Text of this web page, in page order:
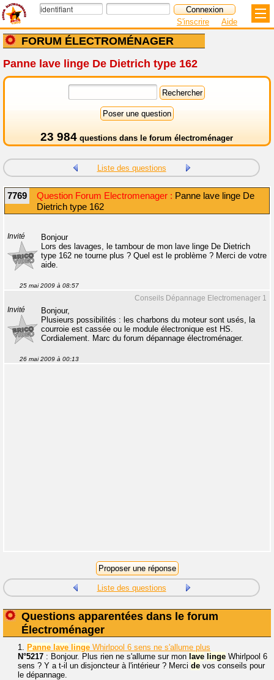
FORUM ÉLECTROMÉNAGER
S'inscrire Aide
Panne lave linge De Dietrich type 162
23 984 questions dans le forum électroménager
Liste des questions
7769 Question Forum Electromenager : Panne lave linge De
Dietrich type 162
Invité
Bonjour
Lors des lavages, le tambour de mon lave linge De Dietrich
type 162 ne tourne plus ? Quel est le problème ? Merci de votre
aide.
25 mai 2009 à 08:57
Conseils Dépannage Electromenager 1
Invité
Bonjour,
Plusieurs possibilités : les charbons du moteur sont usés, la
courroie est cassée ou le module électronique est HS.
Cordialement. Marc du forum dépannage électroménager.
26 mai 2009 à 00:13
Liste des questions
Questions apparentées dans le forum
Électroménager
1. Panne lave linge Whirlpool 6 sens ne s'allume plus
N°5217 : Bonjour. Plus rien ne s'allume sur mon lave linge Whirlpool 6
sens ? Y a t-il un disjoncteur à l'intérieur ? Merci de vos conseils pour
le dépannage.